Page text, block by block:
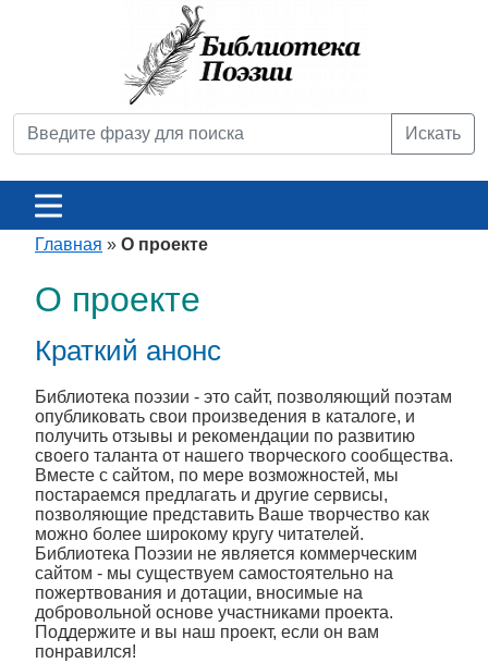
Искать
Главная » О проекте
О проекте
Краткий анонс
Библиотека поэзии - это сайт, позволяющий поэтам
опубликовать свои произведения в каталоге, и
получить отзывы и рекомендации по развитию
своего таланта от нашего творческого сообщества.
Вместе с сайтом, по мере возможностей, мы
постараемся предлагать и другие сервисы,
позволяющие представить Ваше творчество как
можно более широкому кругу читателей.
Библиотека Поэзии не является коммерческим
сайтом - мы существуем самостоятельно на
пожертвования и дотации, вносимые на
добровольной основе участниками проекта.
Поддержите и вы наш проект, если он вам
понравился!